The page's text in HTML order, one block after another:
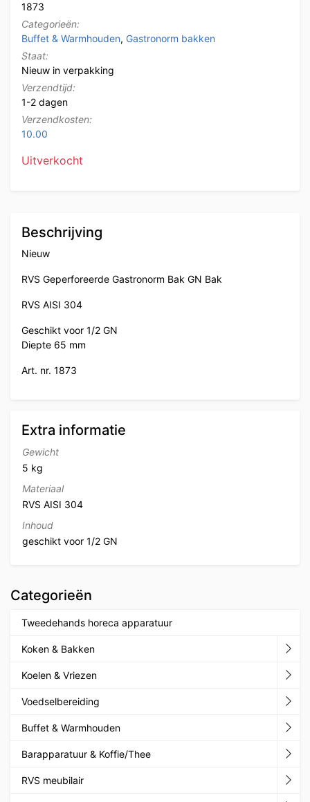
1873
Categorieën:
Buffet & Warmhouden, Gastronorm bakken
Staat:
Nieuw in verpakking
Verzendtijd:
1-2 dagen
Verzendkosten:
10.00
Uitverkocht
Beschrijving
Nieuw
RVS Geperforeerde Gastronorm Bak GN Bak
RVS AISI 304
Geschikt voor 1/2 GN
Diepte 65 mm
Art. nr. 1873
Extra informatie
Gewicht
5 kg
Materiaal
RVS AISI 304
Inhoud
geschikt voor 1/2 GN
Categorieën
Tweedehands horeca apparatuur
Koken & Bakken
Koelen & Vriezen
Voedselbereiding
Buffet & Warmhouden
Barapparatuur & Koffie/Thee
RVS meubilair